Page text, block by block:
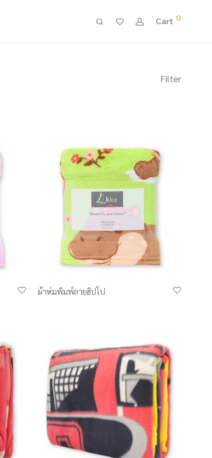
Cart 0
Filter
ผ้าห่มพิมพ์ลายฮิปโป